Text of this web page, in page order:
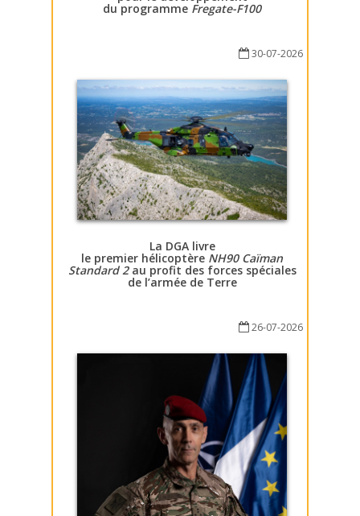
du programme Fregate-F100
30-07-2026
La DGA livre
le premier hélicoptère NH90 Caïman
Standard 2au profit des forces spéciales
de l’armée de Terre
26-07-2026